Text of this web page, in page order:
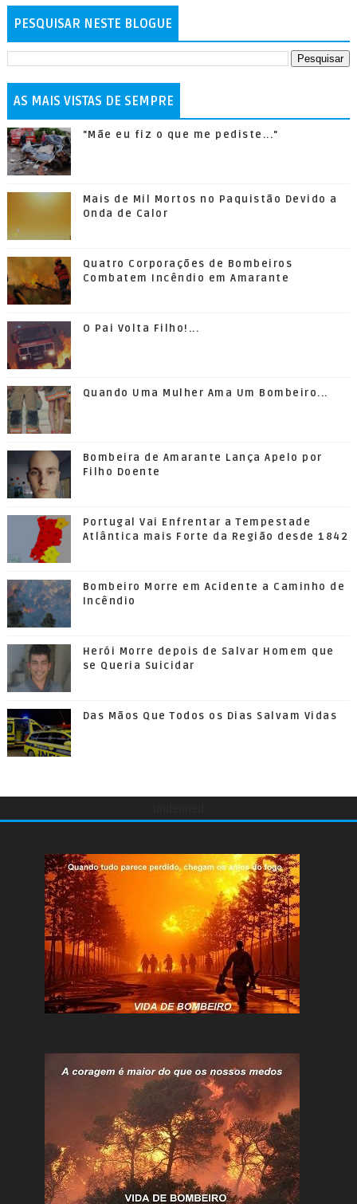
PESQUISAR NESTE BLOGUE
AS MAIS VISTAS DE SEMPRE
"Mãe eu fiz o que me pediste..."
Mais de Mil Mortos no Paquistão Devido a
Onda de Calor
Quatro Corporações de Bombeiros
Combatem Incêndio em Amarante
O Pai Volta Filho!...
Quando Uma Mulher Ama Um Bombeiro...
Bombeira de Amarante Lança Apelo por
Filho Doente
Portugal Vai Enfrentar a Tempestade
Atlântica mais Forte da Região desde 1842
Bombeiro Morre em Acidente a Caminho de
Incêndio
Herói Morre depois de Salvar Homem que
se Queria Suicidar
Das Mãos Que Todos os Dias Salvam Vidas